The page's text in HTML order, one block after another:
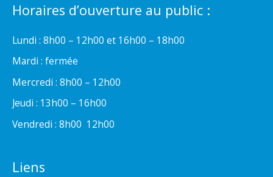
Horaires d’ouverture au public :
Lundi : 8h00 – 12h00 et 16h00 – 18h00
Mardi : fermée
Mercredi : 8h00 – 12h00
Jeudi : 13h00 – 16h00
Vendredi : 8h00  12h00
Liens